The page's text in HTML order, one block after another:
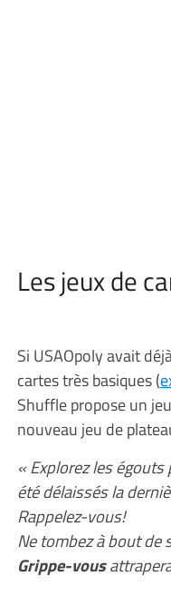
Les jeux de
Si USAOpoly avait
cartes très basiques (
Shuffle propose un
nouveau jeu de
« Explorez les
été délaissés la
Rappelez-vous!
Ne tombez à bout de
Grippe-vous